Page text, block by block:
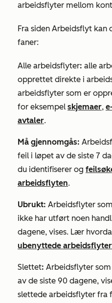
arbeidsflyter mellom
Fra siden Arbeidsflyt
faner:
Alle arbeidsflyter: alle
opprettet direkte i
arbeidsflyter som er
for eksempel skjemaer,
avtaler.
Må gjennomgås:
feil i løpet av de siste 7
du identifiserer og
arbeidsflyten.
Ubrukt: Arbeidsflyter
ikke har utført noen
dagene, vises. Lær
ubenyttede arbeidsflyter
Slettet: Arbeidsflyter
av de siste 90 dagene,
slettede arbeidsflyter fra